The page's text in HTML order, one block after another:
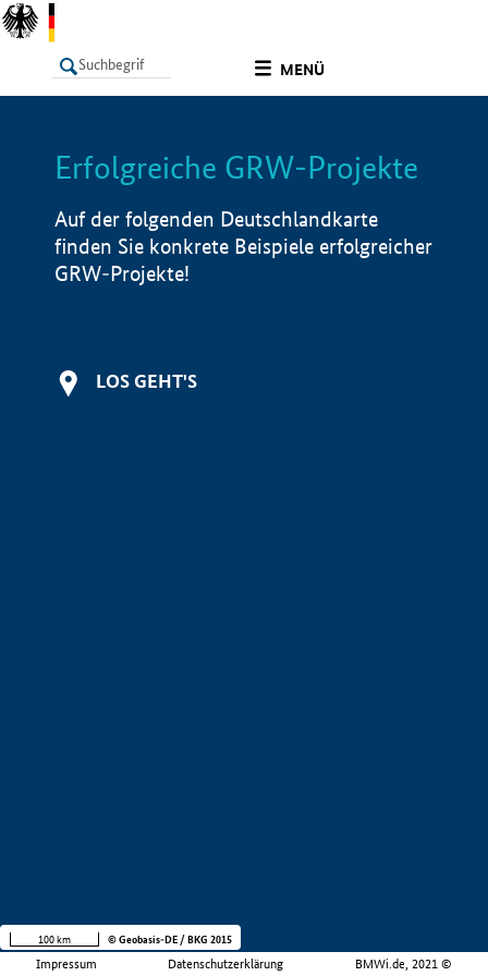
MENÜ
LISTE Info
Erfolgreiche GRW-Projekte
Auf der folgenden Deutschlandkarte
finden Sie konkrete Beispiele erfolgreicher
GRW-Projekte!
LOS GEHT'S
Impressum Datenschutzerklärung BMWi.de, 2021 ©
100 km © Geobasis-DE / BKG 2015